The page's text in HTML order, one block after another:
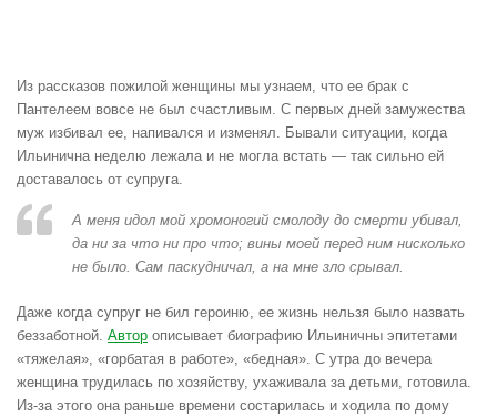
Из рассказов пожилой женщины мы узнаем, что ее брак с
Пантелеем вовсе не был счастливым. С первых дней замужества
муж избивал ее, напивался и изменял. Бывали ситуации, когда
Ильинична неделю лежала и не могла встать — так сильно ей
доставалось от супруга.
А меня идол мой хромоногий смолоду до смерти убивал,
да ни за что ни про что; вины моей перед ним нисколько
не было. Сам паскудничал, а на мне зло срывал.
Даже когда супруг не бил героиню, ее жизнь нельзя было назвать
беззаботной. Автор описывает биографию Ильиничны эпитетами
«тяжелая», «горбатая в работе», «бедная». С утра до вечера
женщина трудилась по хозяйству, ухаживала за детьми, готовила.
Из-за этого она раньше времени состарилась и ходила по дому